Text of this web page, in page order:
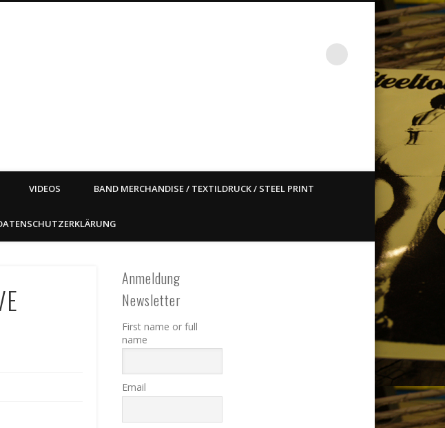
Records – East ain`t dead so straight
VIDEOS BAND MERCHANDISE / TEXTILDRUCK / STEEL PRINT
Anmeldung
Newsletter
First name or full
name
Email